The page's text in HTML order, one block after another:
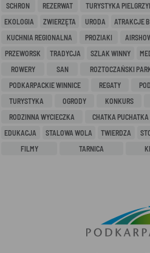
SCHRON
REZERWAT TURYSTYKA
EKOLOGIA
ZWIERZĘTA URODA ATRAKCJE
KUCHNIA REGIONALNA
PROZIAKI
PRZEWORSK
TRADYCJA SZLAK WINNY
ROWERY
SAN ROZTOCZAŃSKI
PODKARPACKIE WINNICE
REGATY
TURYSTYKA
OGRODY KONKURS
RODZINNA WYCIECZKA
CHATKA PUCHATKA
EDUKACJA
STALOWA WOLA TWIERDZA
FILMY
TARNICA